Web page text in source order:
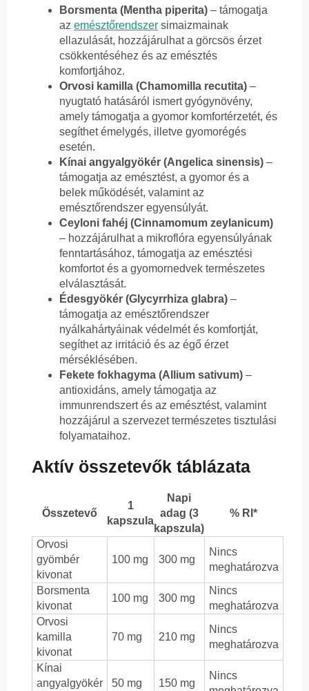
Borsmenta (Mentha piperita) – támogatja
az emésztőrendszer simaizmainak
ellazulását, hozzájárulhat a görcsös érzet
csökkentéséhez és az emésztés
komfortjához.
Orvosi kamilla (Chamomilla recutita) –
nyugtató hatásáról ismert gyógynövény,
amely támogatja a gyomor komfortérzetét, és
segíthet émelygés, illetve gyomorégés
esetén.
Kínai angyalgyökér (Angelica sinensis) –
támogatja az emésztést, a gyomor és a
belek működését, valamint az
emésztőrendszer egyensúlyát.
Ceyloni fahéj (Cinnamomum zeylanicum)
– hozzájárulhat a mikroflóra egyensúlyának
fenntartásához, támogatja az emésztési
komfortot és a gyomornedvek természetes
elválasztását.
Édesgyökér (Glycyrrhiza glabra) –
támogatja az emésztőrendszer
nyálkahártyáinak védelmét és komfortját,
segíthet az irritáció és az égő érzet
mérséklésében.
Fekete fokhagyma (Allium sativum) –
antioxidáns, amely támogatja az
immunrendszert és az emésztést, valamint
hozzájárul a szervezet természetes tisztulási
folyamataihoz.
Aktív összetevők táblázata
Összetevő
1
kapszula
Napi
adag (3
kapszula)
% RI*
Orvosi
gyömbér
kivonat
100 mg 300 mg
Nincs
meghatározva
Borsmenta
kivonat
100 mg 300 mg
Nincs
meghatározva
Orvosi
kamilla
kivonat
70 mg 210 mg
Nincs
meghatározva
Kínai
angyalgyökér
50 mg 150 mg
Nincs